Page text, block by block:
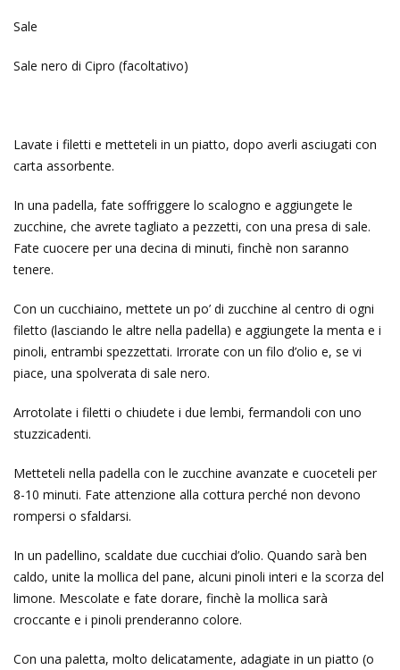
Sale
Sale nero di Cipro (facoltativo)
Lavate i filetti e metteteli in un piatto, dopo averli asciugati con
carta assorbente.
In una padella, fate soffriggere lo scalogno e aggiungete le
zucchine, che avrete tagliato a pezzetti, con una presa di sale.
Fate cuocere per una decina di minuti, finchè non saranno
tenere.
Con un cucchiaino, mettete un po’ di zucchine al centro di ogni
filetto (lasciando le altre nella padella) e aggiungete la menta e i
pinoli, entrambi spezzettati. Irrorate con un filo d’olio e, se vi
piace, una spolverata di sale nero.
Arrotolate i filetti o chiudete i due lembi, fermandoli con uno
stuzzicadenti.
Metteteli nella padella con le zucchine avanzate e cuoceteli per
8-10 minuti. Fate attenzione alla cottura perché non devono
rompersi o sfaldarsi.
In un padellino, scaldate due cucchiai d’olio. Quando sarà ben
caldo, unite la mollica del pane, alcuni pinoli interi e la scorza del
limone. Mescolate e fate dorare, finchè la mollica sarà
croccante e i pinoli prenderanno colore.
Con una paletta, molto delicatamente, adagiate in un piatto (o